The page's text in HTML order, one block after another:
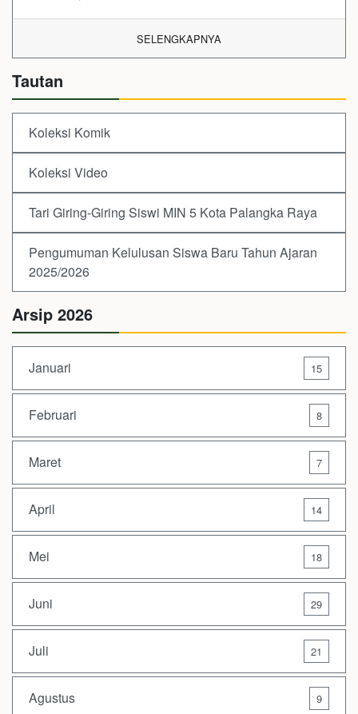
SELENGKAPNYA
Tautan
Koleksi Komik
Koleksi Video
Tari Giring-Giring Siswi MIN 5 Kota Palangka Raya
Pengumuman Kelulusan Siswa Baru Tahun Ajaran
2025/2026
Arsip 2026
Januari 15
Februari 8
Maret 7
April 14
Mei 18
Juni 29
Juli 21
Agustus 9